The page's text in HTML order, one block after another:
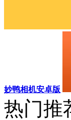
妙鸭相机安卓版
热门推